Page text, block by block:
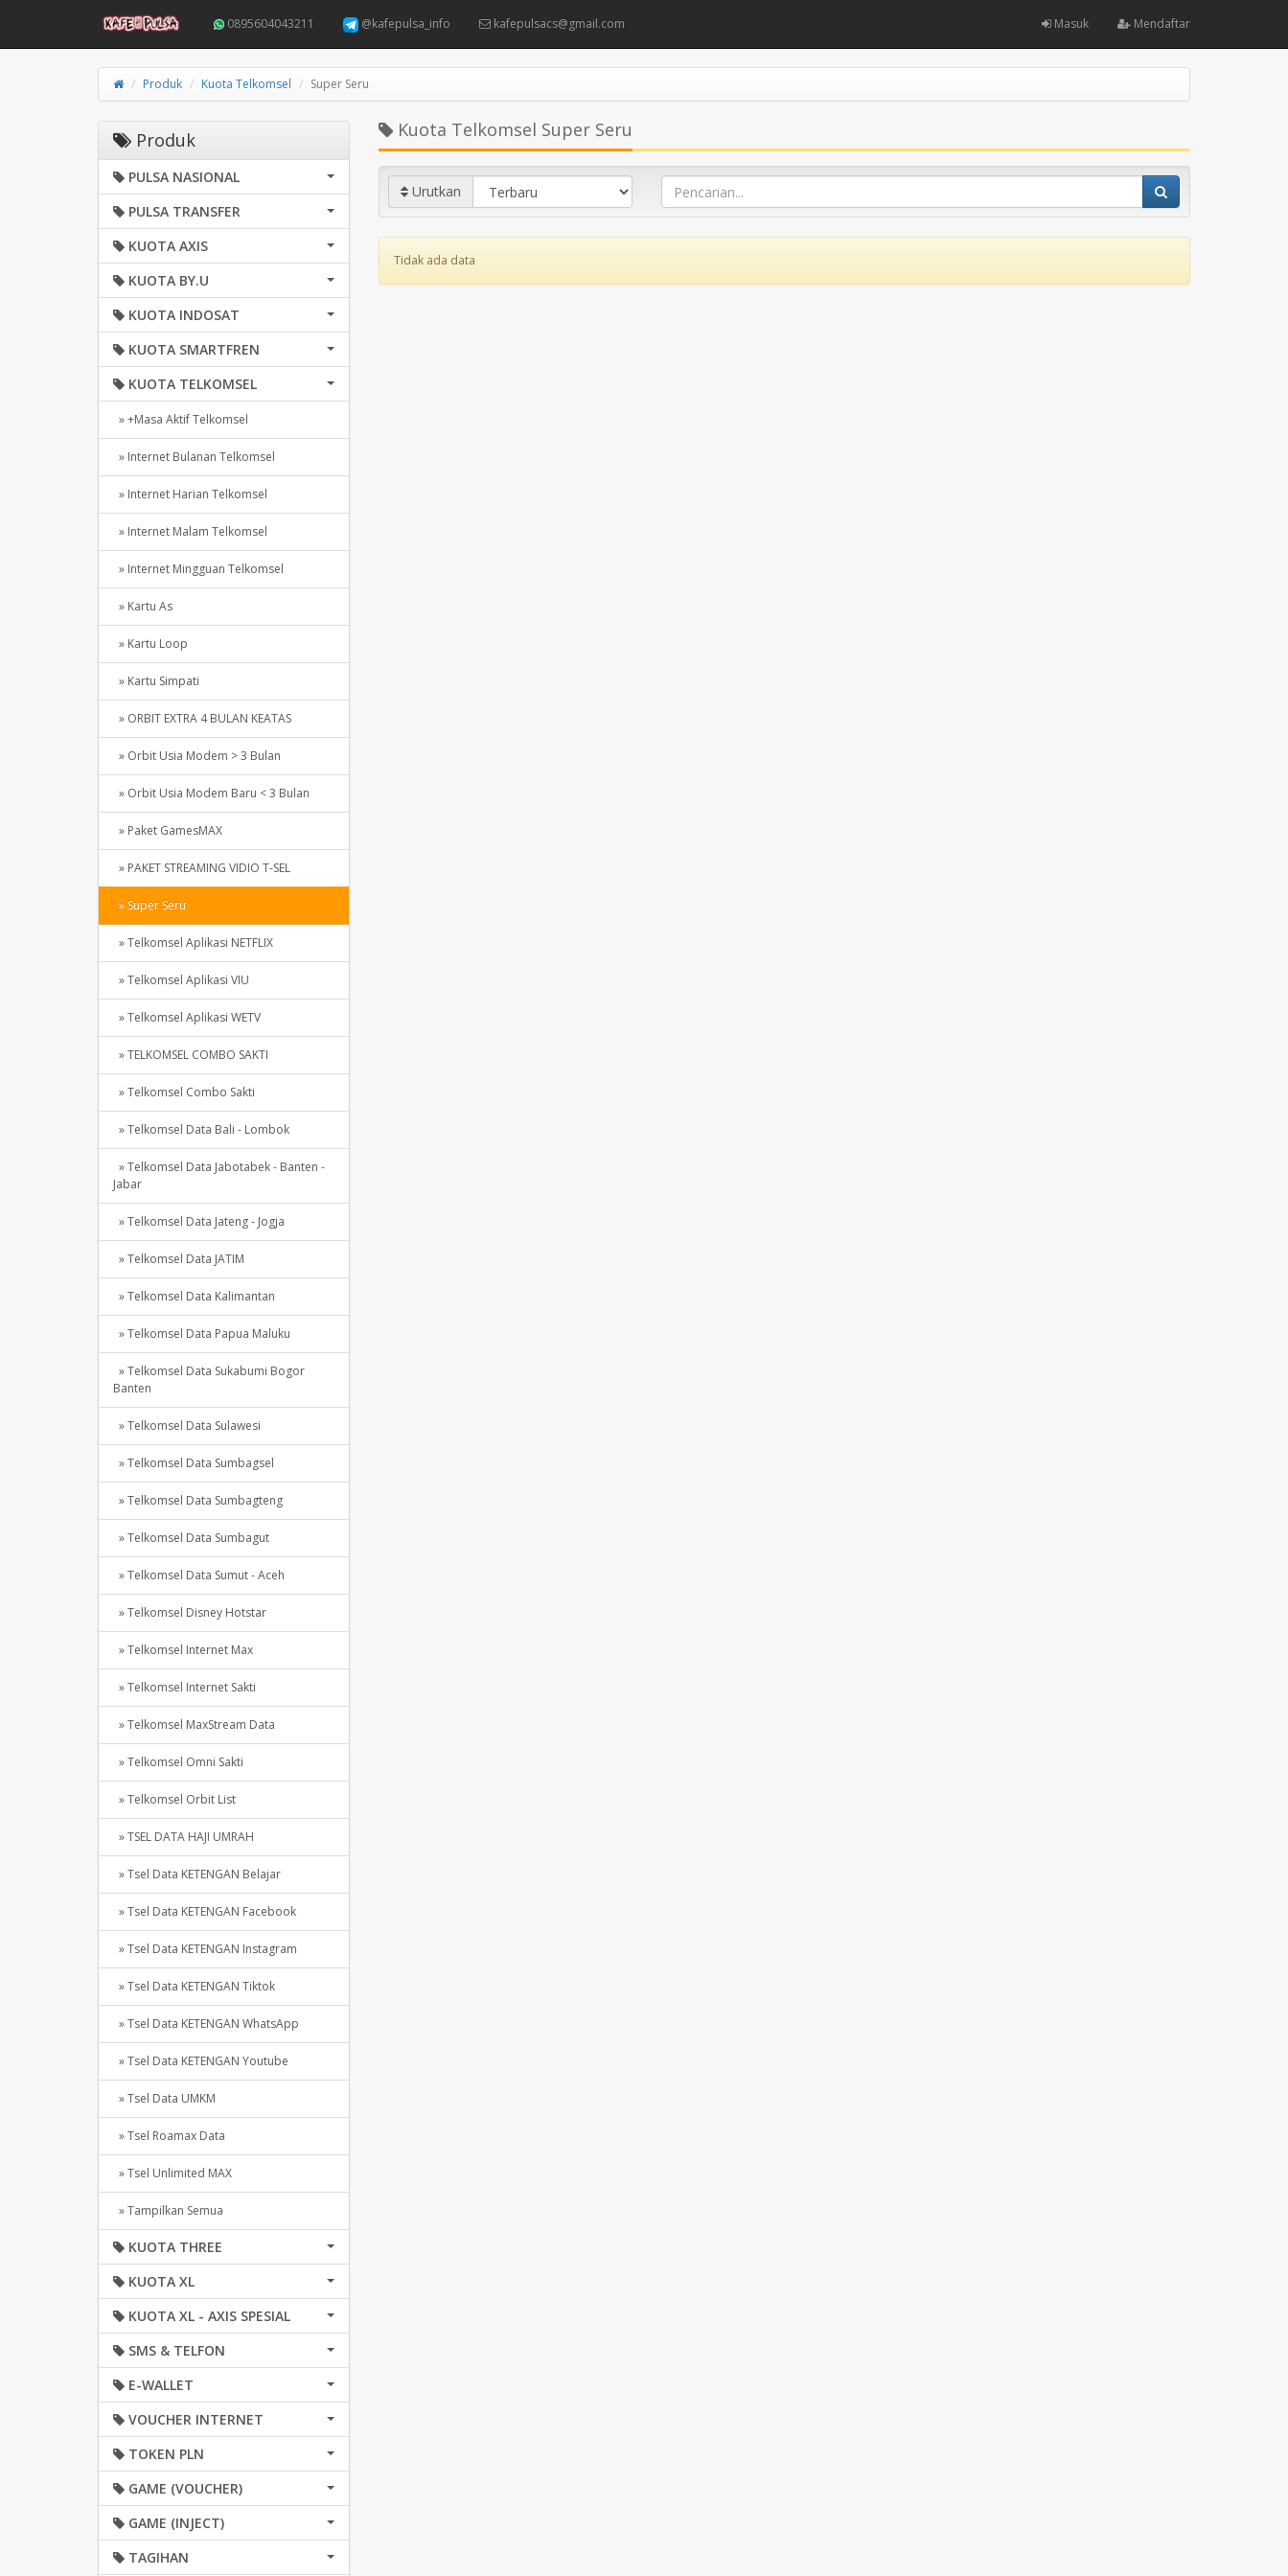
0895604043211 @kafepulsa_info kafepulsacs@gmail.com Masuk Mendaftar
Produk Kuota Telkomsel Super Seru
Produk
PULSA NASIONAL
PULSA TRANSFER
KUOTA AXIS
KUOTA BY.U
KUOTA INDOSAT
KUOTA SMARTFREN
KUOTA TELKOMSEL
» +Masa Aktif Telkomsel
» Internet Bulanan Telkomsel
» Internet Harian Telkomsel
» Internet Malam Telkomsel
» Internet Mingguan Telkomsel
» Kartu As
» Kartu Loop
» Kartu Simpati
» ORBIT EXTRA 4 BULAN KEATAS
» Orbit Usia Modem > 3 Bulan
» Orbit Usia Modem Baru < 3 Bulan
» Paket GamesMAX
» PAKET STREAMING VIDIO T-SEL
» Super Seru
» Telkomsel Aplikasi NETFLIX
» Telkomsel Aplikasi VIU
» Telkomsel Aplikasi WETV
» TELKOMSEL COMBO SAKTI
» Telkomsel Combo Sakti
» Telkomsel Data Bali - Lombok
» Telkomsel Data Jabotabek - Banten -
Jabar
» Telkomsel Data Jateng - Jogja
» Telkomsel Data JATIM
» Telkomsel Data Kalimantan
» Telkomsel Data Papua Maluku
» Telkomsel Data Sukabumi Bogor
Banten
» Telkomsel Data Sulawesi
» Telkomsel Data Sumbagsel
» Telkomsel Data Sumbagteng
» Telkomsel Data Sumbagut
» Telkomsel Data Sumut - Aceh
» Telkomsel Disney Hotstar
» Telkomsel Internet Max
» Telkomsel Internet Sakti
» Telkomsel MaxStream Data
» Telkomsel Omni Sakti
» Telkomsel Orbit List
» TSEL DATA HAJI UMRAH
» Tsel Data KETENGAN Belajar
» Tsel Data KETENGAN Facebook
» Tsel Data KETENGAN Instagram
» Tsel Data KETENGAN Tiktok
» Tsel Data KETENGAN WhatsApp
» Tsel Data KETENGAN Youtube
» Tsel Data UMKM
» Tsel Roamax Data
» Tsel Unlimited MAX
» Tampilkan Semua
KUOTA THREE
KUOTA XL
KUOTA XL - AXIS SPESIAL
SMS & TELFON
E-WALLET
VOUCHER INTERNET
TOKEN PLN
GAME (VOUCHER)
GAME (INJECT)
TAGIHAN
Kuota Telkomsel Super Seru
Urutkan
Tidak ada data